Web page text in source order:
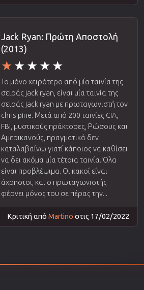
Jack Ryan: Πρώτη Αποστολή
(2013)
Το μόνο χειρότερο από μία ταινία της
σειράς jack ryan, είναι μία ταινία της
σειράς jack ryan με πρωταγωνιστή τον
chris pine. Μετά από 200 ταινίες CIA,
FBI, μυστικούς πράκτορες, Ρώσους και
Αμερικανούς, πραγματικά δεν
καταλαβαίνω γιατί κάποιος να καθίσει
να δει ακόμα μία τέτοια ταινία. Όλα
είναι προβλέψιμα. Οι κακοί είναι
άχρηστοι, και ο πρωταγωνιστής
φέρνει μόνος του σε πέρας την...
Κριτική από Martino στις 17/02/2022